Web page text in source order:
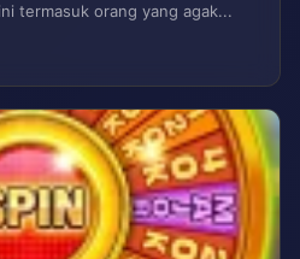
termasuk orang yang agak...